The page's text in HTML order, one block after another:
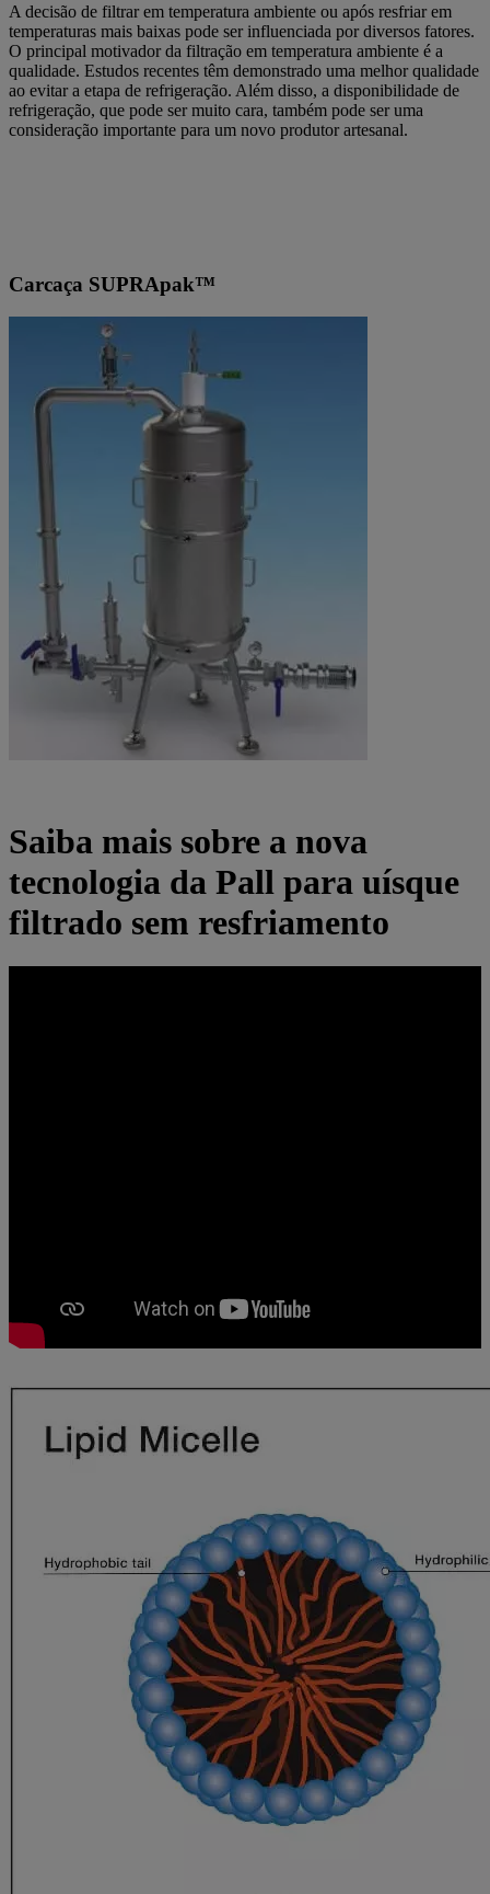
A decisão de filtrar em temperatura ambiente ou após resfriar em
temperaturas mais baixas pode ser influenciada por diversos fatores.
O principal motivador da filtração em temperatura ambiente é a
qualidade. Estudos recentes têm demonstrado uma melhor qualidade
ao evitar a etapa de refrigeração. Além disso, a disponibilidade de
refrigeração, que pode ser muito cara, também pode ser uma
consideração importante para um novo produtor artesanal.
Carcaça SUPRApak™
Saiba mais sobre a nova
tecnologia da Pall para uísque
filtrado sem resfriamento